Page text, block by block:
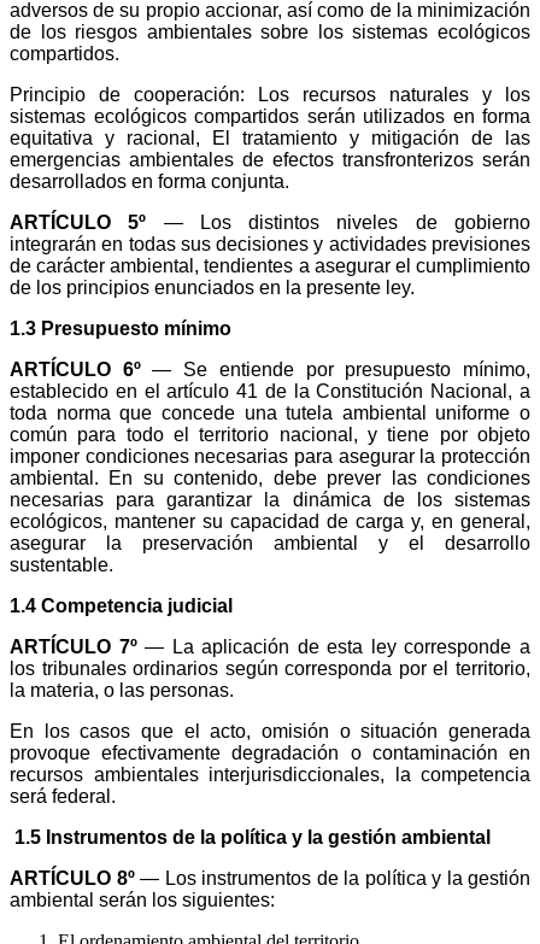
adversos de su propio accionar, así como de la minimización
de los riesgos ambientales sobre los sistemas ecológicos
compartidos.
Principio de cooperación: Los recursos naturales y los
sistemas ecológicos compartidos serán utilizados en forma
equitativa y racional, El tratamiento y mitigación de las
emergencias ambientales de efectos transfronterizos serán
desarrollados en forma conjunta.
ARTÍCULO 5º — Los distintos niveles de gobierno
integrarán en todas sus decisiones y actividades previsiones
de carácter ambiental, tendientes a asegurar el cumplimiento
de los principios enunciados en la presente ley.
1.3 Presupuesto mínimo
ARTÍCULO 6º— Se entiende por presupuesto mínimo,
establecido en el artículo 41 de la Constitución Nacional, a
toda norma que concede una tutela ambiental uniforme o
común para todo el territorio nacional, y tiene por objeto
imponer condiciones necesarias para asegurar la protección
ambiental. En su contenido, debe prever las condiciones
necesarias para garantizar la dinámica de los sistemas
ecológicos, mantener su capacidad de carga y, en general,
asegurar la preservación ambiental y el desarrollo
sustentable.
1.4 Competencia judicial
ARTÍCULO 7º— La aplicación de esta ley corresponde a
los tribunales ordinarios según corresponda por el territorio,
la materia, o las personas.
En los casos que el acto, omisión o situación generada
provoque efectivamente degradación o contaminación en
recursos ambientales interjurisdiccionales, la competencia
será federal.
1.5 Instrumentos de la política y la gestión ambiental
ARTÍCULO 8º — Los instrumentos de la política y la gestión
ambiental serán los siguientes: